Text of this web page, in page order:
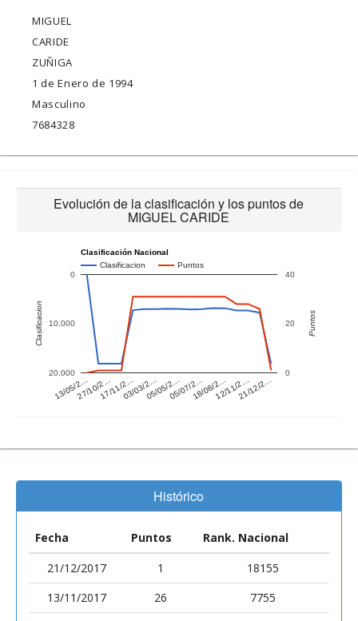
MIGUEL
CARIDE
ZUÑIGA
1 de Enero de 1994
Masculino
7684328
Evolución de la clasificación y los puntos de
MIGUEL CARIDE
Clasificación Nacional
Clasificacion
Puntos
13/05/2…27/10/2…17/11/2…03/03/2…05/05/2…05/07/2…18/08/2…12/11/2…21/12/2…
0
10,000
20,000 0
20
40
Clasificacion Puntos
Histórico
Fecha Puntos
Rank. Nacional
21/12/2017
1
18155
13/11/2017
26
7755